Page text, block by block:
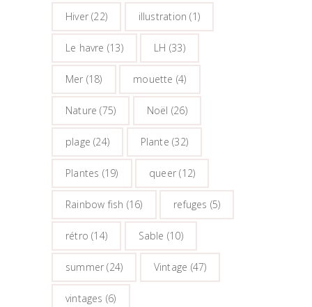
Hiver (22) illustration (1)
Le havre (13) LH (33)
Mer (18) mouette (4)
Nature (75) Noël (26)
plage (24) Plante (32)
Plantes (19) queer (12)
Rainbow fish (16) refuges (5)
rétro (14) Sable (10)
summer (24) Vintage (47)
vintages (6)